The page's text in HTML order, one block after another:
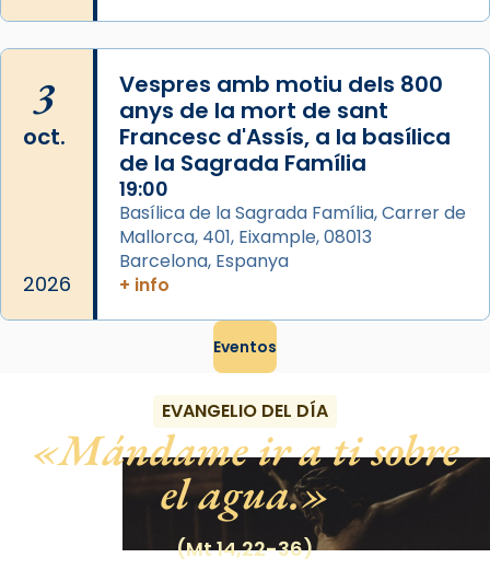
3
oct.
2026
Vespres amb motiu dels 800
anys de la mort de sant
Francesc d'Assís, a la basílica
de la Sagrada Família
19:00
Basílica de la Sagrada Família, Carrer de
Mallorca, 401, Eixample, 08013
Barcelona, Espanya
+ info
Eventos
EVANGELIO DEL DÍA
Mándame ir a ti sobre
el agua.
(Mt 14,22-36)